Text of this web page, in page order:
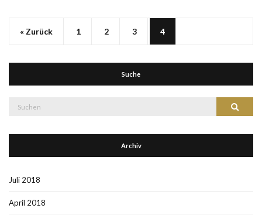
« Zurück 1 2 3 4
Suche
Suchen
Archiv
Juli 2018
April 2018